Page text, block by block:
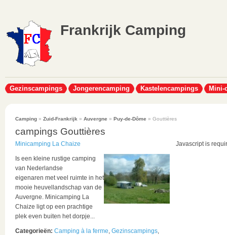
Frankrijk Camping
Gezinscampings Jongerencamping Kastelencampings Mini-
Camping » Zuid-Frankrijk » Auvergne » Puy-de-Dôme » Gouttières
campings Gouttières
Minicamping La Chaize
Is een kleine rustige camping
van Nederlandse
eigenaren met veel ruimte in het
mooie heuvellandschap van de
Auvergne. Minicamping La
Chaize ligt op een prachtige
plek even buiten het dorpje...
Categorieën: Camping à la ferme, Gezinscampings,
Javascript is